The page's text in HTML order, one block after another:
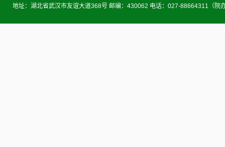
地址：湖北省武汉市友谊大道368号 邮编：430062 电话：027-88664311（